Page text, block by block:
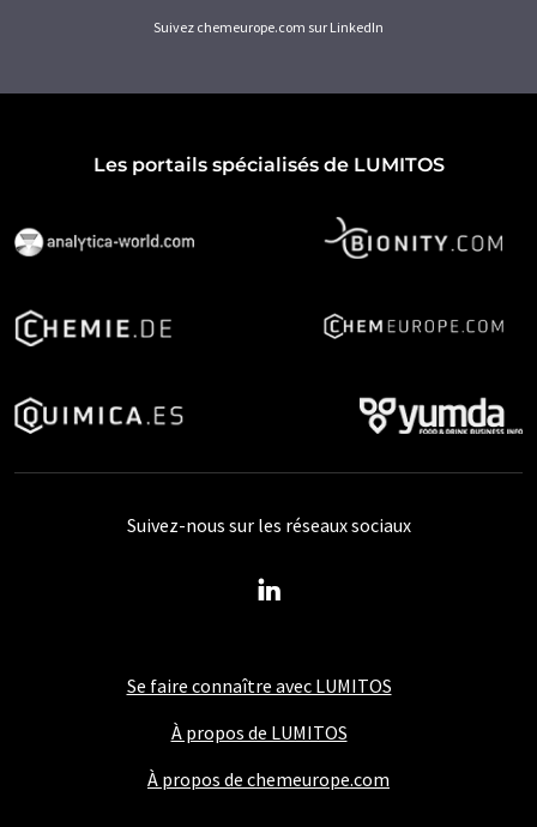
Suivez chemeurope.com sur LinkedIn
Les portails spécialisés de LUMITOS
Se faire connaître avec LUMITOS
À propos de LUMITOS
À propos de chemeurope.com
Suivez-nous sur les réseaux sociaux